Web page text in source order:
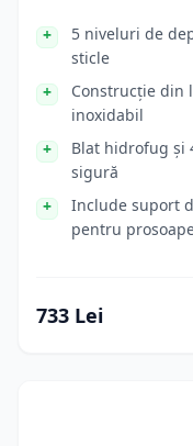
5 niveluri de
sticle
Construcție din
inoxidabil
Blat hidrofug și
sigură
Include suport
pentru
733 Lei